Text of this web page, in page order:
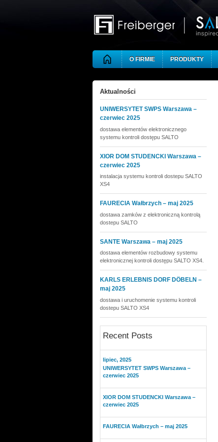
O FIRMIE PRODUKTY
Aktualności
UNIWERSYTET SWPS Warszawa –
czerwiec 2025
dostawa elementów elektronicznego
systemu kontroli dostępu SALTO
XIOR DOM STUDENCKI Warszawa –
czerwiec 2025
instalacja systemu kontroli dostepu SALTO
XS4
FAURECIA Wałbrzych – maj 2025
dostawa zamków z elektroniczną kontrolą
dostepu SALTO
SANTE Warszawa – maj 2025
dostawa elementów rozbudowy systemu
elektronicznej kontroli dostępu SALTO XS4.
KARLS ERLEBNIS DORF DÖBELN –
maj 2025
dostawa i uruchomenie systemu kontroli
dostepu SALTO XS4
Recent Posts
lipiec, 2025
UNIWERSYTET SWPS Warszawa –
czerwiec 2025
XIOR DOM STUDENCKI Warszawa –
czerwiec 2025
FAURECIA Wałbrzych – maj 2025